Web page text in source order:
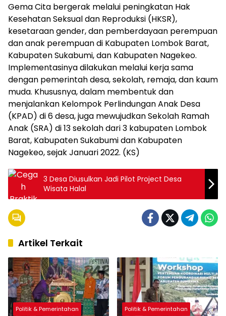
Gema Cita bergerak melalui peningkatan Hak
Kesehatan Seksual dan Reproduksi (HKSR),
kesetaraan gender, dan pemberdayaan perempuan
dan anak perempuan di Kabupaten Lombok Barat,
Kabupaten Sukabumi, dan Kabupaten Nagekeo.
Implementasinya dilakukan melalui kerja sama
dengan pemerintah desa, sekolah, remaja, dan kaum
muda. Khususnya, dalam membentuk dan
menjalankan Kelompok Perlindungan Anak Desa
(KPAD) di 6 desa, juga mewujudkan Sekolah Ramah
Anak (SRA) di 13 sekolah dari 3 kabupaten Lombok
Barat, Kabupaten Sukabumi dan Kabupaten
Nagekeo, sejak Januari 2022. (KS)
3 Desa Diusulkan Jadi Pilot Project Desa
Wisata Halal
Artikel Terkait
Politik & Pemerintahan Politik & Pemerintahan